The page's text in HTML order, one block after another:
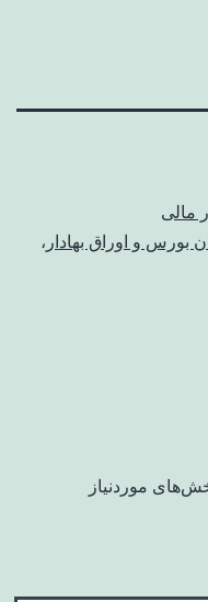
مالی
بورس و اوراق بهادار ،
موردنیاز